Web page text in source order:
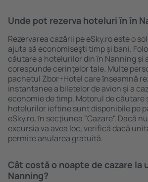
Unde pot rezerva hoteluri ȋn în
Rezervarea cazării pe eSky.ro este o
ajuta să economiseşti timp și bani.
căutare a hotelurilor din în Nanning și
corespunde cerințelor tale. Multe
pachetul Zbor+Hotel care ȋnseamnă
instantanee a biletelor de avion şi a
economie de timp. Motorul de căutare
hotelurilor ieftine sunt disponibile pe
eSky.ro, ȋn secţiunea "Cazare". Dacă
excursia va avea loc, verifică dacă
permite anularea gratuită.
Cât costă o noapte de cazare la
Nanning?